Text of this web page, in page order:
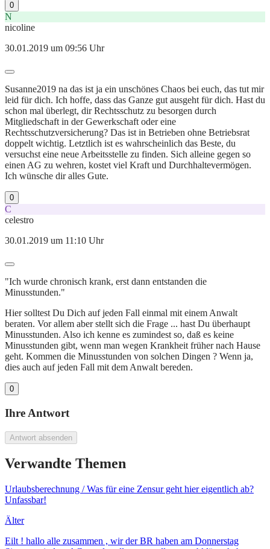
0
N
nicoline
30.01.2019 um 09:56 Uhr
Susanne2019 na das ist ja ein unschönes Chaos bei euch, das tut mir
leid für dich. Ich hoffe, dass das Ganze gut ausgeht für dich. Hast du
schon mal überlegt, dir Rechtsschutz zu besorgen durch
Mitgliedschaft in der Gewerkschaft oder eine
Rechtsschutzversicherung? Das ist in Betrieben ohne Betriebsrat
doppelt wichtig. Letztlich ist es wahrscheinlich das Beste, du
versuchst eine neue Arbeitsstelle zu finden. Sich alleine gegen so
einen AG zu wehren, kostet viel Kraft und Durchhaltevermögen.
Ich wünsche dir alles Gute.
0
C
celestro
30.01.2019 um 11:10 Uhr
"Ich wurde chronisch krank, erst dann entstanden die
Minusstunden."
Hier solltest Du Dich auf jeden Fall einmal mit einem Anwalt
beraten. Vor allem aber stellt sich die Frage ... hast Du überhaupt
Minusstunden. Also ich kenne es zumindest so, daß es keine
Minusstunden gibt, wenn man wegen Krankheit früher nach Hause
geht. Kommen die Minusstunden von solchen Dingen ? Wenn ja,
dies auch auf jeden Fall mit dem Anwalt bereden.
0
Ihre Antwort
Antwort absenden
Verwandte Themen
Urlaubsberechnung / Was für eine Zensur geht hier eigentlich ab?
Unfassbar!
Älter
Eilt ! hallo alle zusammen , wir der BR haben am Donnerstag